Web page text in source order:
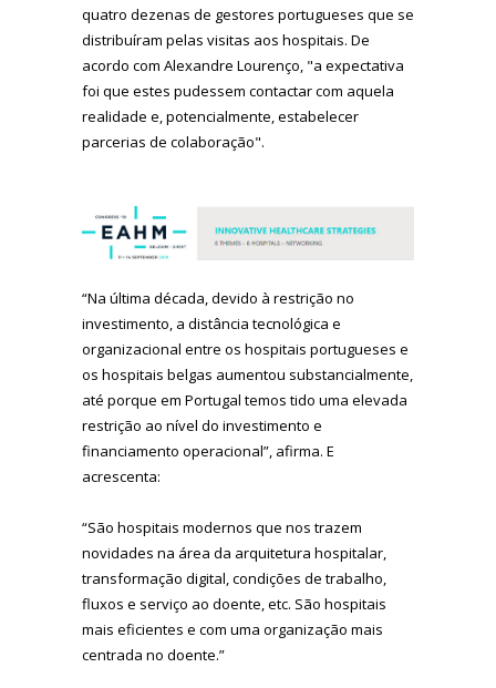
quatro dezenas de gestores portugueses que se
distribuíram pelas visitas aos hospitais. De
acordo com Alexandre Lourenço, "a expectativa
foi que estes pudessem contactar com aquela
realidade e, potencialmente, estabelecer
parcerias de colaboração".
“Na última década, devido à restrição no
investimento, a distância tecnológica e
organizacional entre os hospitais portugueses e
os hospitais belgas aumentou substancialmente,
até porque em Portugal temos tido uma elevada
restrição ao nível do investimento e
financiamento operacional”, afirma. E
acrescenta:
“São hospitais modernos que nos trazem
novidades na área da arquitetura hospitalar,
transformação digital, condições de trabalho,
fluxos e serviço ao doente, etc. São hospitais
mais eficientes e com uma organização mais
centrada no doente.”